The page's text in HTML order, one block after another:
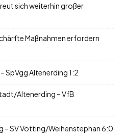
sich weiterhin großer
Maßnahmen erfordern
SpVgg Altenerding 1:2
Altenerding – VfB
– SV Vötting/Weihenstephan 6:0